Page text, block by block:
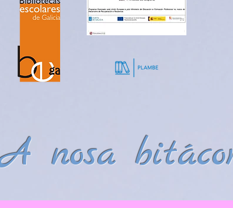
A nosa